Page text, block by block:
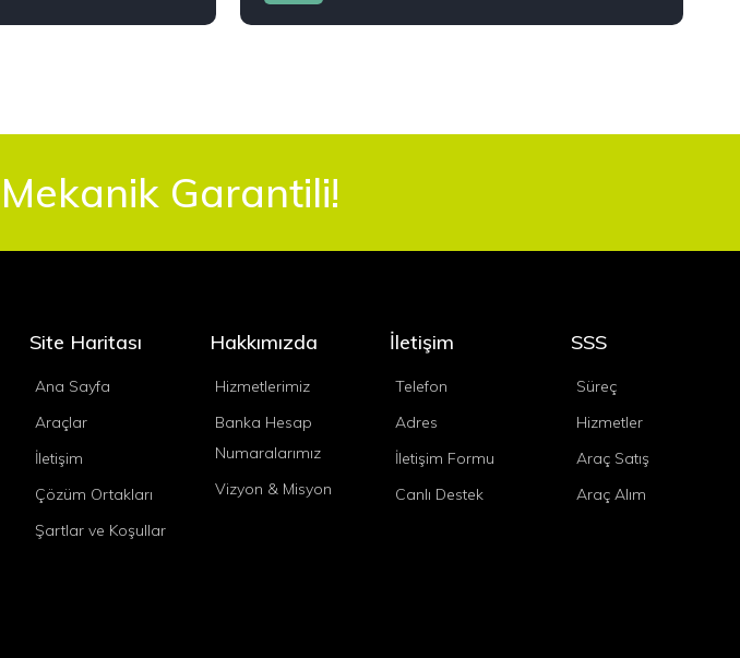
Garantili!
Site Haritası
Ana Sayfa
Araçlar
İletişim
Çözüm Ortakları
Şartlar ve Koşullar
Hakkımızda
Hizmetlerimiz
Banka Hesap
Numaralarımız
Vizyon & Misyon
İletişim
Telefon
Adres
İletişim Formu
Canlı Destek
SSS
Süreç
Hizmetler
Araç Satış
Araç Alım